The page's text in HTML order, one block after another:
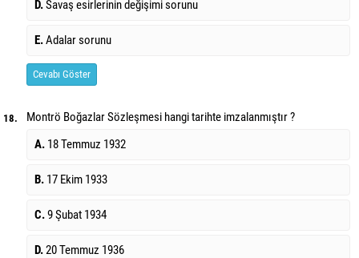
D.Savaş esirlerinin değişimi sorunu
E.Adalar sorunu
Cevabı Göster
18.
Montrö Boğazlar Sözleşmesi hangi tarihte imzalanmıştır ?
A. 18 Temmuz 1932
B. 17 Ekim 1933
C.9 Şubat 1934
D.20 Temmuz 1936